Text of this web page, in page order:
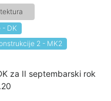
- DK
2 - MK2
za II septembarski rok